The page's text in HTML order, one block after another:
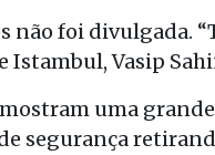
não foi divulgada.
Istambul, Vasip
uma
segurança